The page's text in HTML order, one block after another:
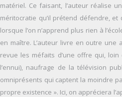
matériel. Ce faisant, l’auteur réalise
méritocratie qu’il prétend défendre,
lorsque l’on n’apprend plus rien à
en maître. L’auteur livre en outre
revue les méfaits d’une offre qui,
l’ennui), naufrage de la télévision
omniprésents qui captent la moindre
propre existence ». Ici, on appréciera